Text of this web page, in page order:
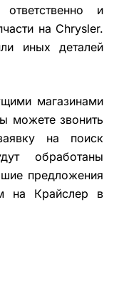
и
на Chrysler.
иных деталей
магазинами
можете звонить
на поиск
обработаны
предложения
на Крайслер в